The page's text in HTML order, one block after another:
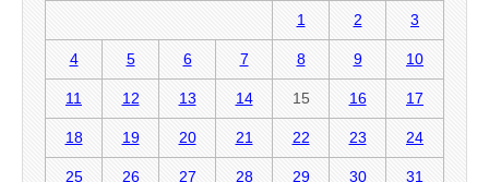
1 2 3
4 5 6 7 8 9 10
11 12 13 14 15 16 17
18 19 20 21 22 23 24
25 26 27 28 29 30 31